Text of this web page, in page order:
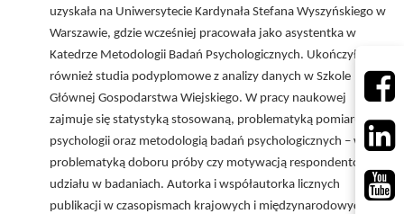
uzyskała na Uniwersytecie Kardynała Stefana Wyszyńskiego w
Warszawie, gdzie wcześniej pracowała jako asystentka w
Katedrze Metodologii Badań Psychologicznych. Ukończyła
również studia podyplomowe z analizy danych w Szkole
Głównej Gospodarstwa Wiejskiego. W pracy naukowej
zajmuje się statystyką stosowaną, problematyką pomiaru w
psychologii oraz metodologią badań psychologicznych – w tym
problematyką doboru próby czy motywacją respondentów do
udziału w badaniach. Autorka i współautorka licznych
publikacji w czasopismach krajowych i międzynarodowych